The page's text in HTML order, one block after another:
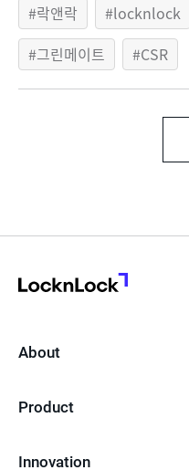
락앤락 locknlock
그린메이트
CSR
About
Product
Innovation